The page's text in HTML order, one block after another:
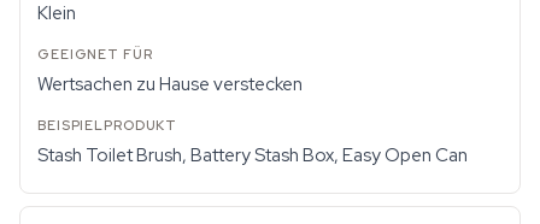
Klein
Wertsachen zu Hause verstecken
Stash Toilet Brush, Battery Stash Box, Easy Open Can